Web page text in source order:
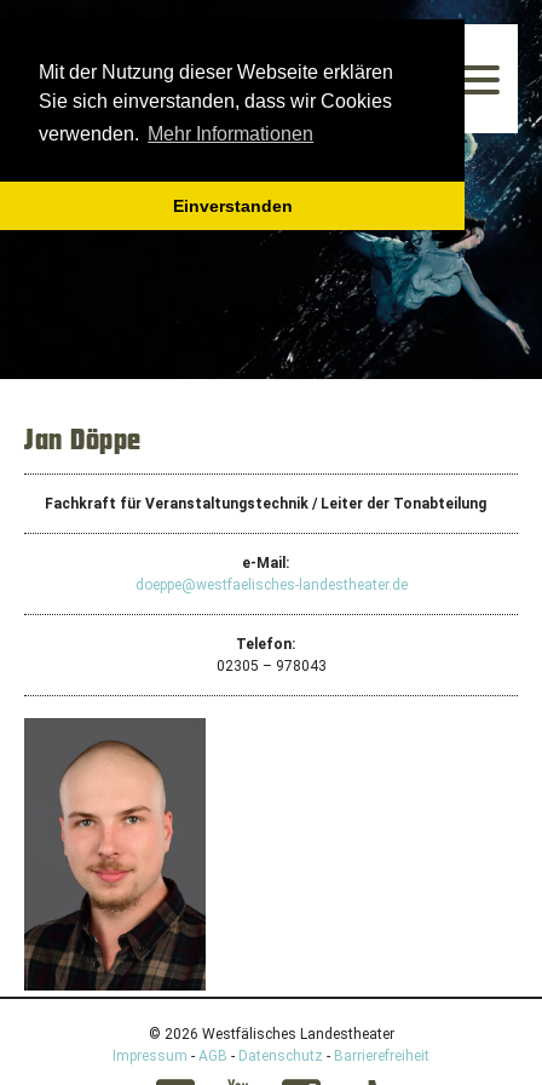
Mit der Nutzung dieser Webseite erklären
Sie sich einverstanden, dass wir Cookies
verwenden. Mehr Informationen
Einverstanden
Westfälisches Landestheater
Spielzeit 2025/2026
Jan Döppe
Fachkraft für Veranstaltungstechnik / Leiter der Tonabteilung
e-Mail:
doeppe@westfaelisches-landestheater.de
Telefon:
02305 – 978043
© 2026 Westfälisches Landestheater
Impressum - AGB - Datenschutz - Barrierefreiheit